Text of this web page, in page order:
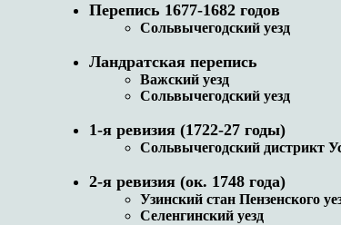
Перепись 1677-1682 годов
Сольвычегодский уезд
Ландратская перепись
Важский уезд
Сольвычегодский уезд
1-я ревизия (1722-27 годы)
Сольвычегодский дистрикт
2-я ревизия (ок. 1748 года)
Узинский стан Пензенского
Селенгинский уезд